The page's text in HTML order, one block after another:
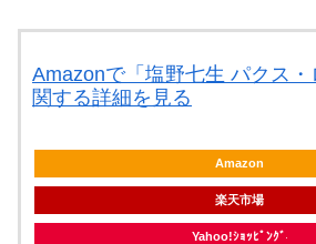
Amazonで「塩野七生 パクス・
関する詳細を見る
Amazon
楽天市場
Yahoo!ｼｮｯﾋﾟﾝｸﾞ